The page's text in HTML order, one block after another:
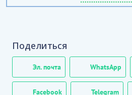
Поделиться
Эл. почта WhatsApp
Facebook Telegram